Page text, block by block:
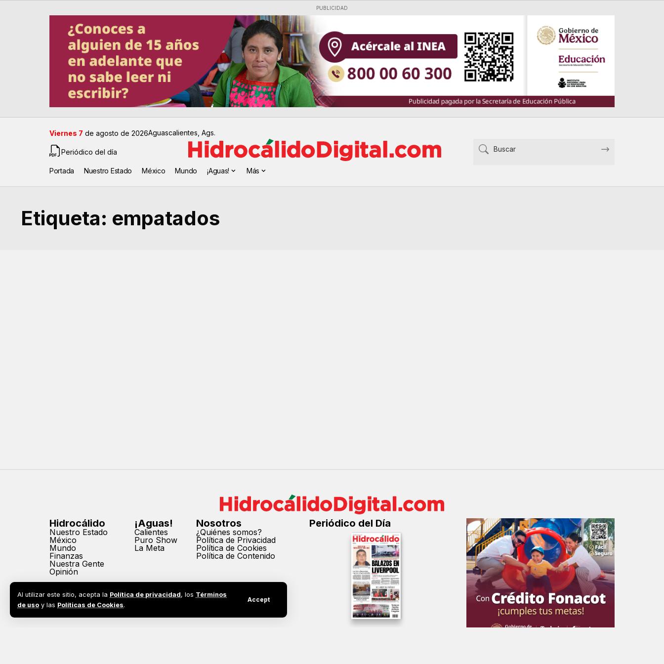
Al utilizar este sitio, acepta la Política de privacidad, los Términos
de uso y las Políticas de Cookies.
Accept
PUBLICIDAD
Viernes 7 de agosto de 2026Aguascalientes, Ags.
Periódico del día
Portada Nuestro Estado México Mundo ¡Aguas! Más
Etiqueta: empatados
Hidrocálido
Nuestro Estado
México
Mundo
Finanzas
Nuestra Gente
Opinión
¡Aguas!
Calientes
Puro Show
La Meta
Nosotros
¿Quiénes somos?
Política de Privacidad
Política de Cookies
Política de Contenido
Periódico del Día